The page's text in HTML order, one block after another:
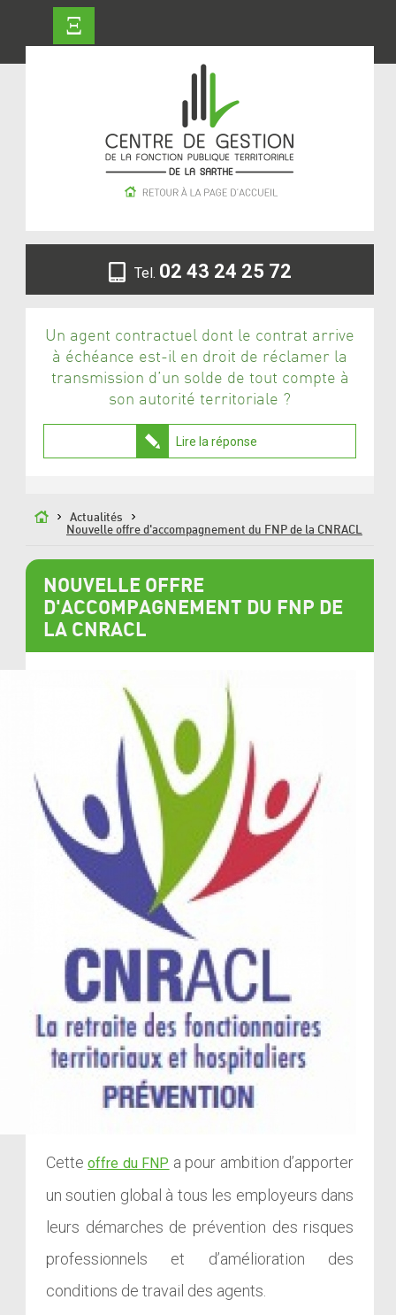
Ξ
Tel. 02 43 24 25 72
Un agent contractuel dont le contrat arrive
à échéance est-il en droit de réclamer la
transmission d’un solde de tout compte à
son autorité territoriale ?
Lire la réponse
Actualités
Nouvelle offre d'accompagnement du FNP de la CNRACL
NOUVELLE OFFRE
D'ACCOMPAGNEMENT DU FNP DE
LA CNRACL
Cetteoffre du FNP a pour ambition d’apporter
un soutien global à tous les employeurs dans
leurs démarches de prévention des risques
professionnels et d’amélioration des
conditions de travail des agents.